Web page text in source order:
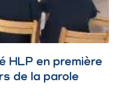
HLP en première
de la parole